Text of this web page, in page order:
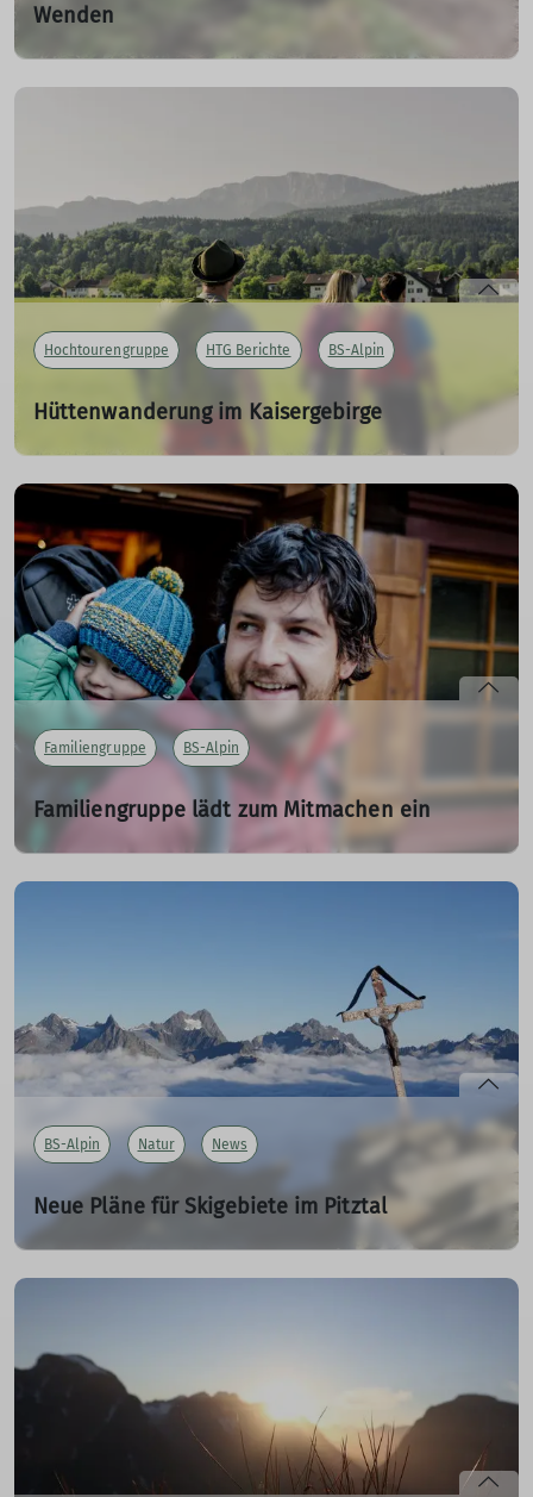
Wenden
vormals Chininfabrik Buchler
mehr erfahren
Hochtourengruppe HTG Berichte BS-Alpin
Hüttenwanderung im Kaisergebirge
03.10.2023
Im Kufstein wurde von Hütte zu Hütte gewandert
mehr erfahren
Familiengruppe BS-Alpin
Familiengruppe lädt zum Mitmachen ein
03.10.2023
Viele tolle Ausflüge haben im ersten Halbjahr
BS-Alpin Natur News
Neue Pläne für Skigebiete im Pitztal
Eigentümer der Pitztaler und der Kaunertaler
mehr erfahren